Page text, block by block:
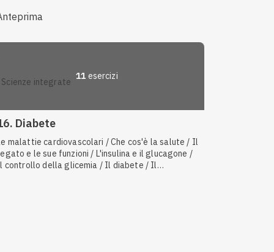
scienze integrate
11 esercizi
Diabete
malattie cardiovascolari / Che cos'è la salute / Il
e le sue funzioni / L'insulina e il glucagone /
controllo della glicemia / Il diabete / Il